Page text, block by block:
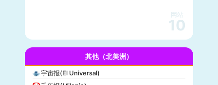
布赖特巴特新闻网(Breitbart News)
美联社(AP)
洛杉矶时报(Los Angeles Times)
网站
10
其他（北美洲）
宇宙报(El Universal)